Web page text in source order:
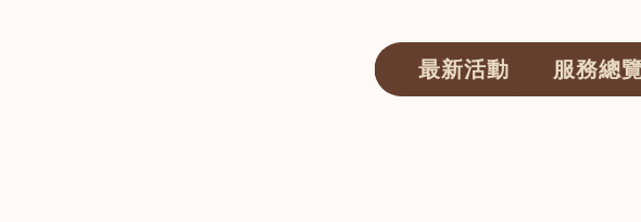
最新活動 服務總